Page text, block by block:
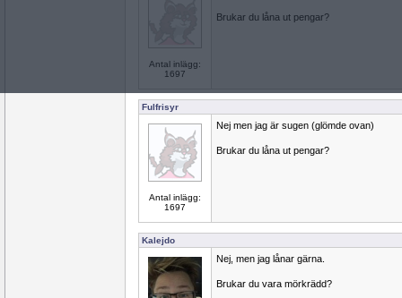
Antal inlägg:
1697
Brukar du låna ut pengar?
Fulfrisyr
Antal inlägg:
1697
Nej men jag är sugen (glömde ovan)
Brukar du låna ut pengar?
Kalejdo
Nej, men jag lånar gärna.
Brukar du vara mörkrädd?